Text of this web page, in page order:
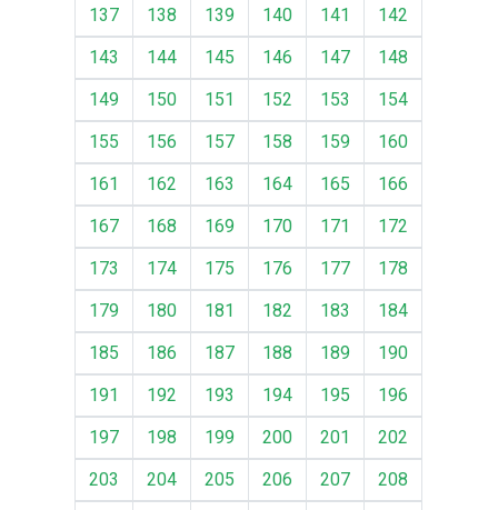
137
138 139 140 141
142
143
144 145 146 147
148
149
150 151 152 153
154
155
156 157 158 159
160
161
162 163 164 165
166
167
168 169 170 171
172
173
174 175 176 177
178
179
180 181 182 183
184
185
186 187 188 189
190
191
192 193 194 195
196
197
198 199 200 201
202
203
204 205 206 207
208